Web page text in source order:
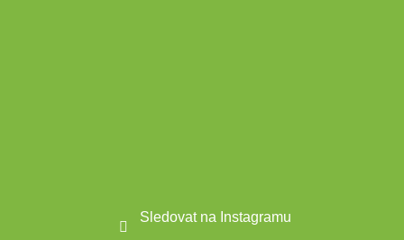
Sledovat na Instagramu